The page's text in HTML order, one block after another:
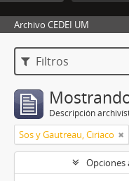
Archivo CEDEI UM
Filtros
Descripción
Sos y Gautreau, Ciriaco
Opciones